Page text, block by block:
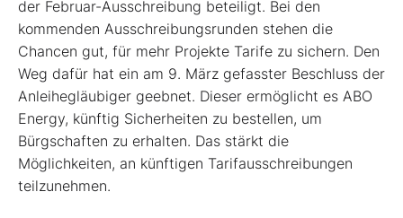
der Februar-Ausschreibung beteiligt. Bei den
kommenden Ausschreibungsrunden stehen die
Chancen gut, für mehr Projekte Tarife zu sichern. Den
Weg dafür hat ein am 9. März gefasster Beschluss der
Anleihegläubiger geebnet. Dieser ermöglicht es ABO
Energy, künftig Sicherheiten zu bestellen, um
Bürgschaften zu erhalten. Das stärkt die
Möglichkeiten, an künftigen Tarifausschreibungen
teilzunehmen.